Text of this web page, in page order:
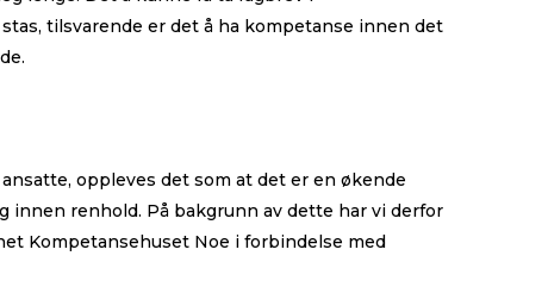
tilsvarende er det å ha kompetanse innendet
oppleves det som at det er en økende
innen renhold. På bakgrunn av dette har vi derfor
Kompetansehuset Noe i forbindelse med